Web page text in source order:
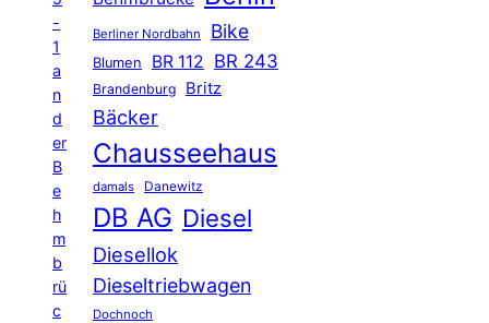
-
1
a
n
d
er
B
e
h
m
b
rü
c
Berliner Nordbahn Bike
Blumen BR 112 BR 243
Brandenburg Britz
Bäcker
Chausseehaus
damals Danewitz
DB AG Diesel
Diesellok
Dieseltriebwagen
Dochnoch